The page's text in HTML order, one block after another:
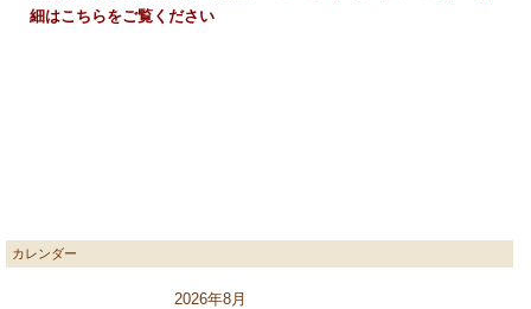
細はこちらをご覧ください
カレンダー
2026年8月